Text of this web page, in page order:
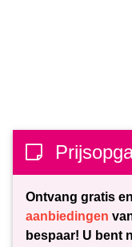
Ontvang gratis
aanbiedingen
bespaar! U bent